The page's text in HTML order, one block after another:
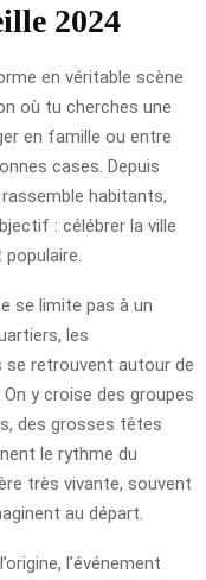
2024
en véritable scène
où tu cherches une
en famille ou entre
cases. Depuis
habitants,
: célébrer la ville
se limite pas à un
les
retrouvent autour de
y croise des groupes
des grosses têtes
le rythme du
très vivante, souvent
au départ.
l’événement